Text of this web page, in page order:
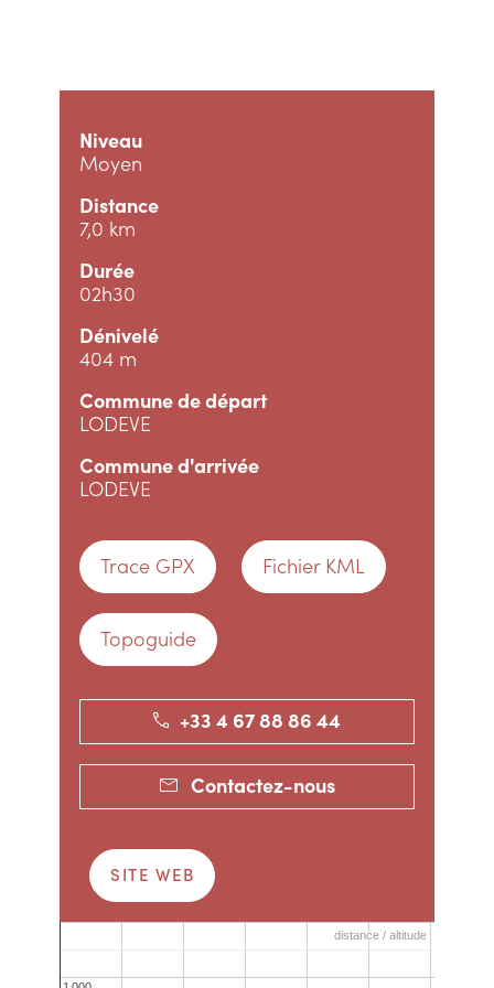
Niveau
Moyen
Distance
7,0 km
Durée
02h30
Dénivelé
404 m
Commune de départ
LODEVE
Commune d'arrivée
LODEVE
Trace GPX Fichier KML
Topoguide
+33 4 67 88 86 44
Contactez-nous
SITE WEB
distance / altitude
distance / altitude